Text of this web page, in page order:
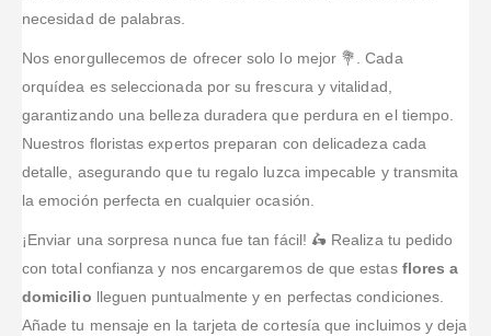
necesidad de palabras.
Nos enorgullecemos de ofrecer solo lo mejor 💐. Cada
orquídea es seleccionada por su frescura y vitalidad,
garantizando una belleza duradera que perdura en el tiempo.
Nuestros floristas expertos preparan con delicadeza cada
detalle, asegurando que tu regalo luzca impecable y transmita
la emoción perfecta en cualquier ocasión.
¡Enviar una sorpresa nunca fue tan fácil! 🛵 Realiza tu pedido
con total confianza y nos encargaremos de que estas flores a
domicilio lleguen puntualmente y en perfectas condiciones.
Añade tu mensaje en la tarjeta de cortesía que incluimos y deja